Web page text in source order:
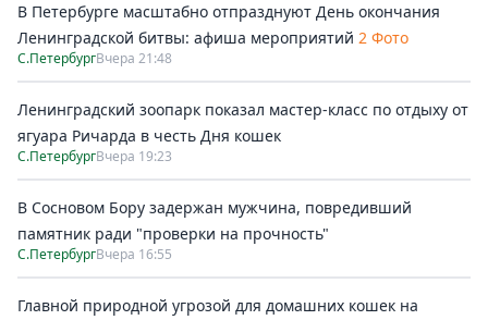
Выставки
Пресс-
релизы
О
Metro
Стримы
Звезды
Выборы
2026
Скачай
В Петербурге масштабно отпразднуют День окончания
Ленинградской битвы: афиша мероприятий 2 Фото
С.ПетербургВчера 21:48
Ленинградский зоопарк показал мастер-класс по отдыху от
ягуара Ричарда в честь Дня кошек
С.ПетербургВчера 19:23
В Сосновом Бору задержан мужчина, повредивший
памятник ради "проверки на прочность"
С.ПетербургВчера 16:55
Главной природной угрозой для домашних кошек на